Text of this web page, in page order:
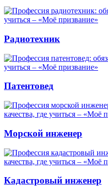
Радиотехник
Патентовед
Морской инженер
Кадастровый инженер